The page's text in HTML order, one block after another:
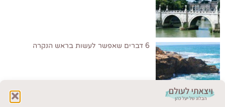
6 דברים שאפשר לעשות בראש הנקרה